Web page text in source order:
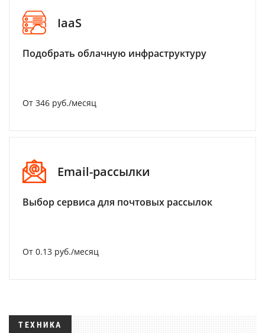
IaaS
Подобрать облачную инфраструктуру
От 346 руб./месяц
Email-рассылки
Выбор сервиса для почтовых рассылок
От 0.13 руб./месяц
ТЕХНИКА